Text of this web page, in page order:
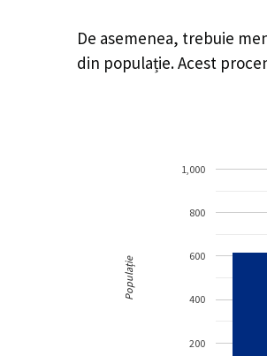
De asemenea, trebuie
din populație. Acest
200
400
600
800
1,000
Populație